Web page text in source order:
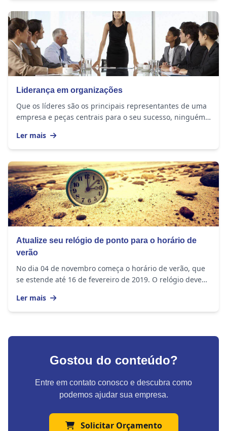
Liderança em organizações
Que os líderes são os principais representantes de uma
empresa e peças centrais para o seu sucesso, ninguém
Ler mais
Atualize seu relógio de ponto para o horário de
verão
No dia 04 de novembro começa o horário de verão, que
se estende até 16 de fevereiro de 2019. O relógio deve
Ler mais
Gostou do conteúdo?
Entre em contato conosco e descubra como
podemos ajudar sua empresa.
Solicitar Orçamento